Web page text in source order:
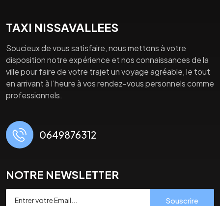
TAXI NISSAVALLEES
Soucieux de vous satisfaire, nous mettons à votre
disposition notre expérience et nos connaissances de la
ville pour faire de votre trajet un voyage agréable, le tout
en arrivant à l’heure à vos rendez-vous personnels comme
professionnels.
0649876312
NOTRE NEWSLETTER
Souscrire